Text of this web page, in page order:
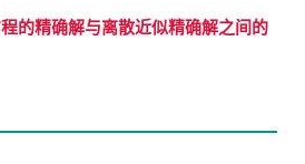
的精确解与离散近似精确解之间的